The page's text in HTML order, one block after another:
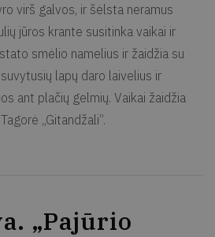
virš galvos, ir šėlsta neramus
jūros krante susitinka vaikai ir
smėlio namelius ir žaidžia su
lapų daro laivelius ir
ant plačių gelmių. Vaikai žaidžia
„Gitandžali“.
„Pajūrio